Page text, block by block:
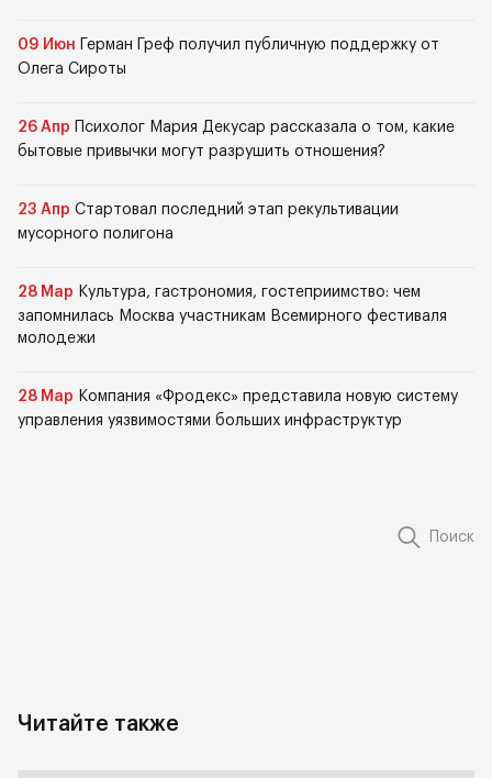
09 Июн
Герман Греф получил публичную поддержку от
Олега Сироты
26 Апр
Психолог Мария Декусар рассказала о том, какие
бытовые привычки могут разрушить отношения?
23 Апр Стартовал последний этап рекультивации
мусорного полигона
28 Мар Культура, гастрономия, гостеприимство: чем
запомнилась Москва участникам Всемирного фестиваля
молодежи
28 Мар Компания «Фродекс» представила новую систему
управления уязвимостями больших инфраструктур
Поиск
Читайте также